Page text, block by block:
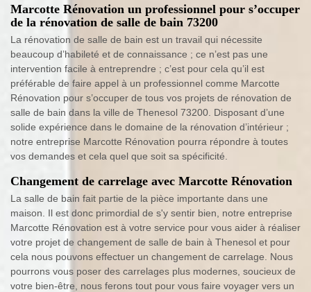
Marcotte Rénovation un professionnel pour s’occuper
de la rénovation de salle de bain 73200
La rénovation de salle de bain est un travail qui nécessite
beaucoup d’habileté et de connaissance ; ce n’est pas une
intervention facile à entreprendre ; c’est pour cela qu’il est
préférable de faire appel à un professionnel comme Marcotte
Rénovation pour s’occuper de tous vos projets de rénovation de
salle de bain dans la ville de Thenesol 73200. Disposant d’une
solide expérience dans le domaine de la rénovation d’intérieur ;
notre entreprise Marcotte Rénovation pourra répondre à toutes
vos demandes et cela quel que soit sa spécificité.
Changement de carrelage avec Marcotte Rénovation
La salle de bain fait partie de la pièce importante dans une
maison. Il est donc primordial de s'y sentir bien, notre entreprise
Marcotte Rénovation est à votre service pour vous aider à réaliser
votre projet de changement de salle de bain à Thenesol et pour
cela nous pouvons effectuer un changement de carrelage. Nous
pourrons vous poser des carrelages plus modernes, soucieux de
votre bien-être, nous ferons tout pour vous faire voyager vers un